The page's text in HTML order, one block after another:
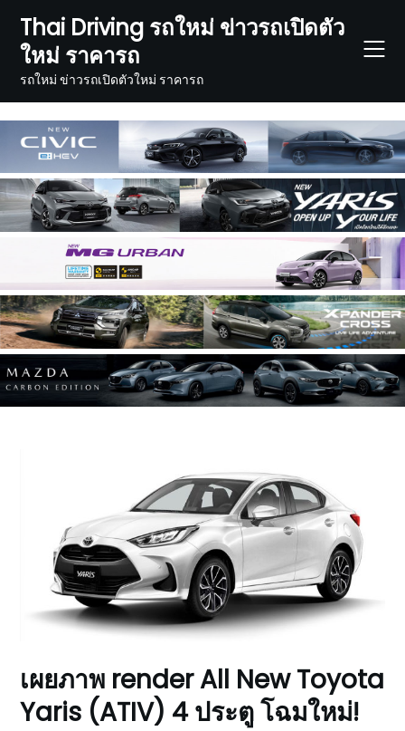
content
Thai Driving รถใหม่ ข่าวรถเปิดตัว
ใหม่ ราคารถ
รถใหม่ ข่าวรถเปิดตัวใหม่ ราคารถ
เผยภาพ render All New Toyota
Yaris (ATIV) 4 ประตู โฉมใหม่!